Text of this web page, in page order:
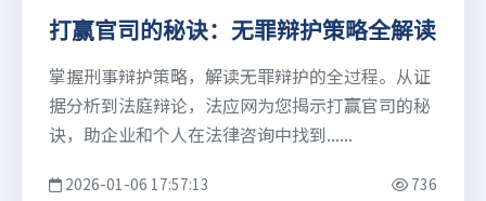
打赢官司的秘诀：无罪辩护策略全解读
掌握刑事辩护策略，解读无罪辩护的全过程。从证
据分析到法庭辩论，法应网为您揭示打赢官司的秘
诀，助企业和个人在法律咨询中找到......
2026-01-06 17:57:13 736